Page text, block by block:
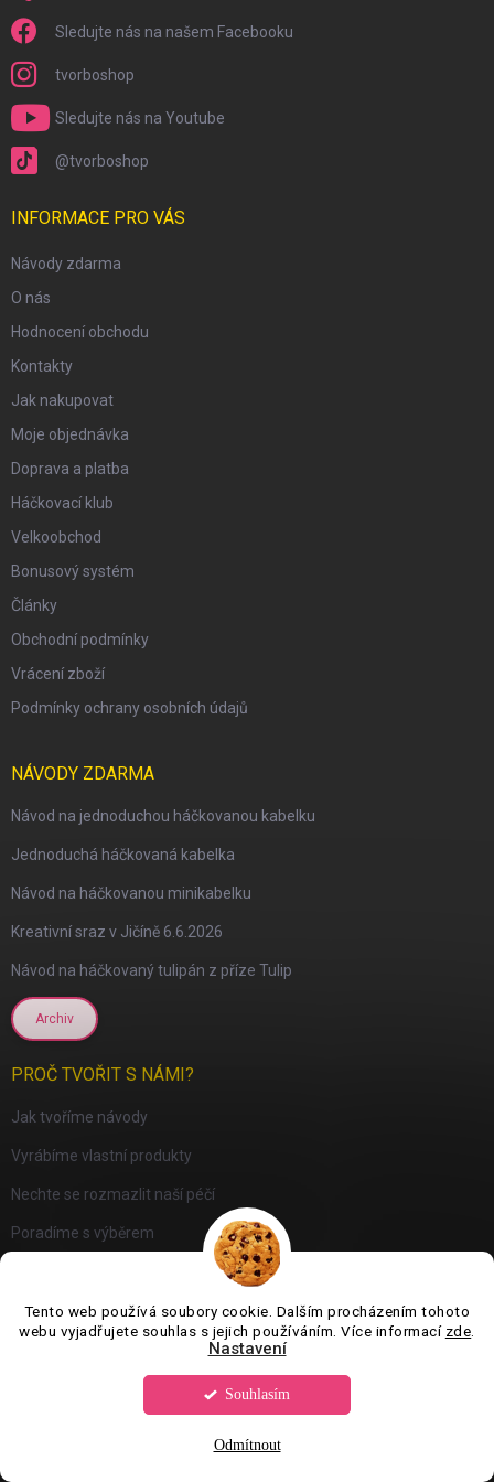
Tento web používá soubory cookie. Dalším procházením tohoto
webu vyjadřujete souhlas s jejich používáním. Více informací zde
Nastavení
Odmítnout
Souhlasím
Sledujte nás na našem Facebooku
tvorboshop
Sledujte nás na Youtube
@tvorboshop
INFORMACE PRO VÁS
Návody zdarma
O nás
Hodnocení obchodu
Kontakty
Jak nakupovat
Moje objednávka
Doprava a platba
Háčkovací klub
Velkoobchod
Bonusový systém
Články
Obchodní podmínky
Vrácení zboží
Podmínky ochrany osobních údajů
NÁVODY ZDARMA
Návod na jednoduchou háčkovanou kabelku
Jednoduchá háčkovaná kabelka
Návod na háčkovanou minikabelku
Kreativní sraz v Jičíně 6.6.2026
Návod na háčkovaný tulipán z příze Tulip
Archiv
PROČ TVOŘIT S NÁMI?
Jak tvoříme návody
Vyrábíme vlastní produkty
Nechte se rozmazlit naší péčí
Poradíme s výběrem
PŘIJÍMÁME ONLINE PLATBY